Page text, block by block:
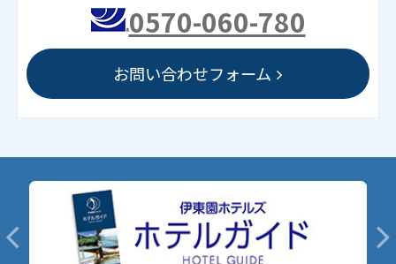
0570-060-780
お問い合わせフォーム